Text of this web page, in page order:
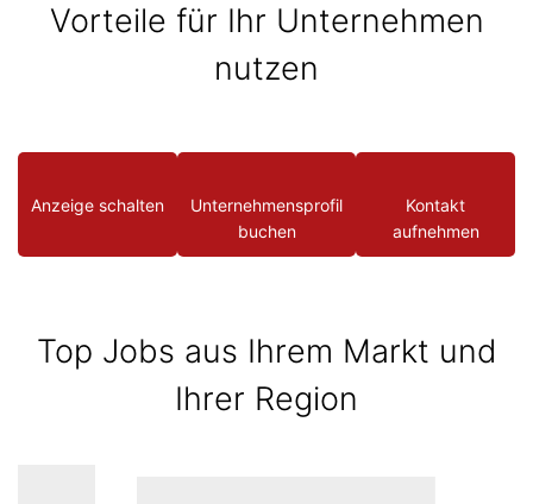
Vorteile für Ihr Unternehmen
nutzen
Anzeige schalten
Unternehmensprofil
buchen
Kontakt
aufnehmen
Top Jobs aus Ihrem Markt und
Ihrer Region